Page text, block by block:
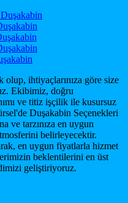
ihtiyaçlarınıza göre size
Ekibimiz, doğru
ve titiz işçilik ile kusursuz
Duşakabin Seçenekleri
ve tarzınıza en uygun
belirleyecektir.
en uygun fiyatlarla hizmet
beklentilerini en üst
geliştiriyoruz.